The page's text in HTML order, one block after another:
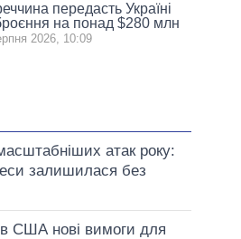
передасть Україні
на понад $280 млн
2026, 10:09
атак року:
залишилася без
США нові вимоги для